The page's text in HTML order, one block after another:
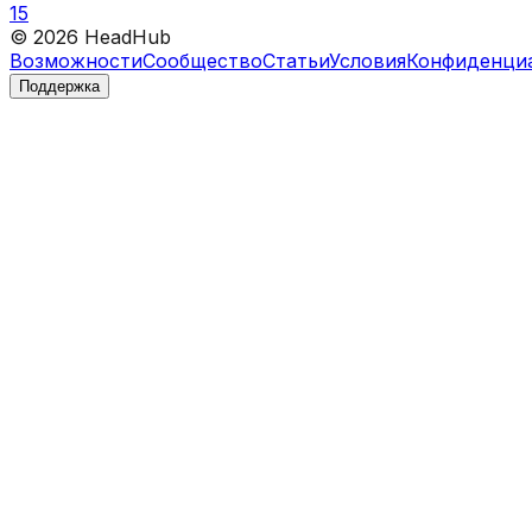
15
© 2026 HeadHub
ВозможностиСообществоСтатьиУсловия
Поддержка